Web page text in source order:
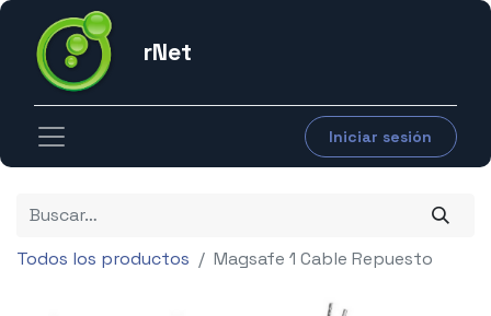
rNet
Iniciar sesión
Todos los productos Magsafe 1 Cable Repuesto